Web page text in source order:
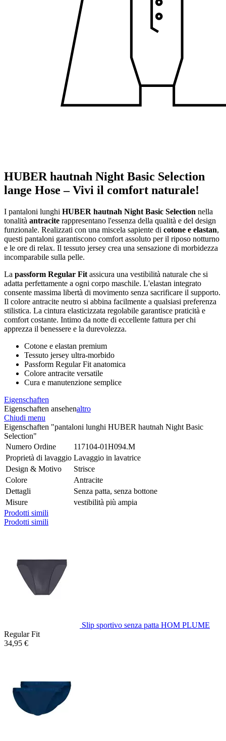
HUBER hautnah Night Basic Selection
lange Hose – Vivi il comfort naturale!
I pantaloni lunghi HUBER hautnah Night Basic Selection nella
tonalità antracite rappresentano l'essenza della qualità e del design
funzionale. Realizzati con una miscela sapiente di cotone e elastan,
questi pantaloni garantiscono comfort assoluto per il riposo notturno
e le ore di relax. Il tessuto jersey crea una sensazione di morbidezza
incomparabile sulla pelle.
La passform Regular Fit assicura una vestibilità naturale che si
adatta perfettamente a ogni corpo maschile. L'elastan integrato
consente massima libertà di movimento senza sacrificare il supporto.
Il colore antracite neutro si abbina facilmente a qualsiasi preferenza
stilistica. La cintura elasticizzata regolabile garantisce praticità e
comfort costante. Intimo da notte di eccellente fattura per chi
apprezza il benessere e la durevolezza.
Cotone e elastan premium
Tessuto jersey ultra-morbido
Passform Regular Fit anatomica
Colore antracite versatile
Cura e manutenzione semplice
Eigenschaften
Eigenschaften ansehenaltro
Chiudi menu
Eigenschaften "pantaloni lunghi HUBER hautnah Night Basic
Selection"
Numero Ordine
117104-01H094.M
Proprietà di lavaggio Lavaggio in lavatrice
Design & Motivo
Strisce
Colore
Antracite
Dettagli
Senza patta, senza bottone
Misure
vestibilità più ampia
Prodotti simili
Prodotti simili
Slip sportivo senza patta HOM PLUME
Regular Fit
34,95 €